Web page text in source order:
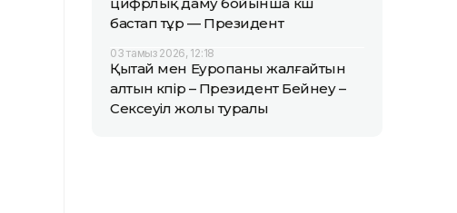
бастап тұр — Президент
03 тамыз 2026, 12:18
Қытай мен Еуропаны жалғайтын
алтын көпір – Президент Бейнеу –
Сексеуіл жолы туралы